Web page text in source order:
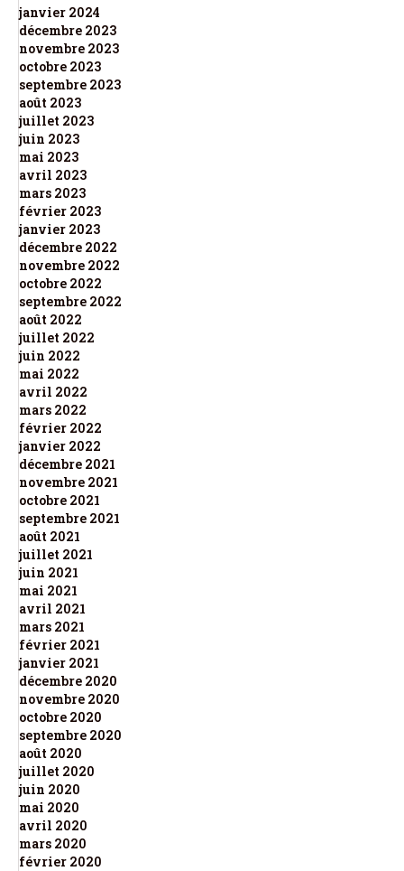
janvier 2024
décembre 2023
novembre 2023
octobre 2023
septembre 2023
août 2023
juillet 2023
juin 2023
mai 2023
avril 2023
mars 2023
février 2023
janvier 2023
décembre 2022
novembre 2022
octobre 2022
septembre 2022
août 2022
juillet 2022
juin 2022
mai 2022
avril 2022
mars 2022
février 2022
janvier 2022
décembre 2021
novembre 2021
octobre 2021
septembre 2021
août 2021
juillet 2021
juin 2021
mai 2021
avril 2021
mars 2021
février 2021
janvier 2021
décembre 2020
novembre 2020
octobre 2020
septembre 2020
août 2020
juillet 2020
juin 2020
mai 2020
avril 2020
mars 2020
février 2020